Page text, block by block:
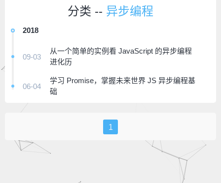
分类 -- 异步编程
2018
09-03
从一个简单的实例看 JavaScript 的异步编程
进化历
06-04
学习 Promise，掌握未来世界 JS 异步编程基
础
1